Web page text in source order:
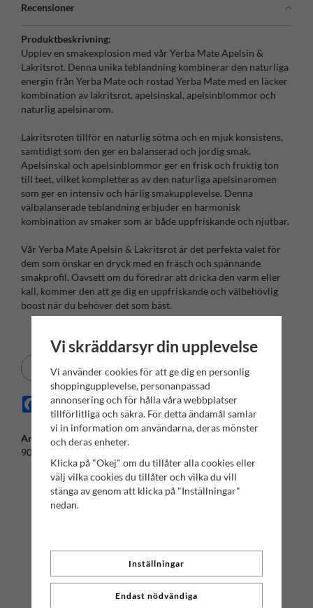
Recensioner
Produktbeskrivning:
Upplev en smakexplosion med vår Yerba Mate Apelsin &
Lakritsrot. Denna unika teblandning kombinerar den naturliga
energin från Yerba Mate och rostad Yerba Mate med en läcker
kombination av lakritsrot, apelsinskal, apelsinblommor och
naturlig apelsinarom.
Lakritsroten tillför en naturlig sötma och en mjuk konsistens,
samtidigt som den ger en balanserad och jordig smak.
Apelsinskal och apelsinblommor ger en frisk och fruktig ton
till teet, vilket kompletteras av den naturliga apelsinaromen
som ger en intensiv och härlig smakupplevelse. Denna
välbalanserade teblandning erbjuder en harmonisk
kombination av smaker som är både uppfriskande och njutbar.
Vår Yerba Mate Apelsin & Lakritsrot är det perfekta valet för
dem som önskar en dryck med en fräsch och spännande
smakprofil. Oavsett om du föredrar att dricka den varm eller
kall, kommer den att ge dig en uppfriskande och välbehövlig
boost när du behöver det som bäst.
Spara som favorit
Facebook
X EmailPinterest
Artikelnummer:
9022841100
Vi skräddarsyr din upplevelse
Vi använder cookies för att ge dig en personlig
shoppingupplevelse, personanpassad
annonsering och för hålla våra webbplatser
tillförlitliga och säkra. För detta ändamål samlar
vi in information om användarna, deras mönster
och deras enheter.
Klicka på "Okej" om du tillåter alla cookies eller
välj vilka cookies du tillåter och vilka du vill
stänga av genom att klicka på "Inställningar"
nedan.
Inställningar
Endast nödvändiga